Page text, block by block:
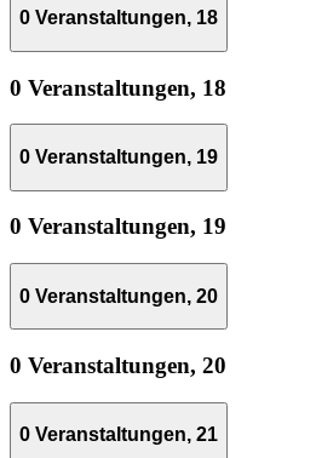
0 Veranstaltungen, 18
0 Veranstaltungen, 18
0 Veranstaltungen, 19
0 Veranstaltungen, 19
0 Veranstaltungen, 20
0 Veranstaltungen, 20
0 Veranstaltungen, 21